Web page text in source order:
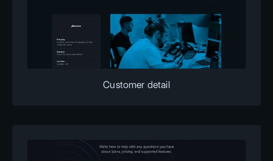
Customer detail